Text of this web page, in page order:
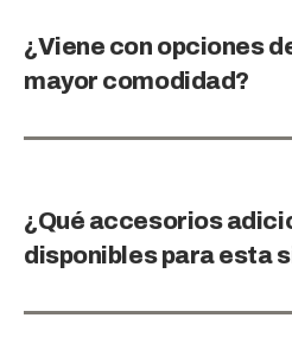
¿Viene con opciones
mayor comodidad?
¿Qué accesorios
disponibles para esta